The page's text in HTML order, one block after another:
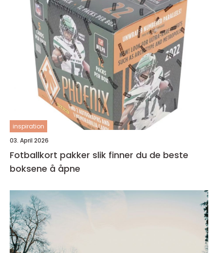
inspiration
03. April 2026
Fotballkort pakker slik finner du de beste
boksene å åpne